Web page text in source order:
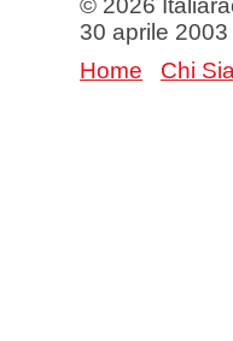
© 2026
30 aprile
Home
Chi